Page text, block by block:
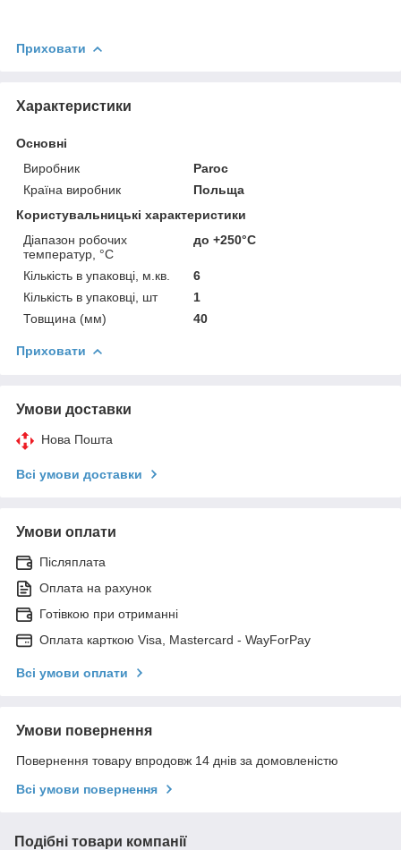
Приховати
Характеристики
Основні
Виробник
Paroc
Країна виробник
Польща
Користувальницькі характеристики
Діапазон робочих
температур, °C
до +250°С
Кількість в упаковці, м.кв.
6
Кількість в упаковці, шт
1
Товщина (мм)
40
Приховати
Умови доставки
Нова Пошта
Всі умови доставки
Умови оплати
Післяплата
Оплата на рахунок
Готівкою при отриманні
Оплата карткою Visa, Mastercard - WayForPay
Всі умови оплати
Умови повернення
Повернення товару впродовж 14 днів за домовленістю
Всі умови повернення
Подібні товари компанії